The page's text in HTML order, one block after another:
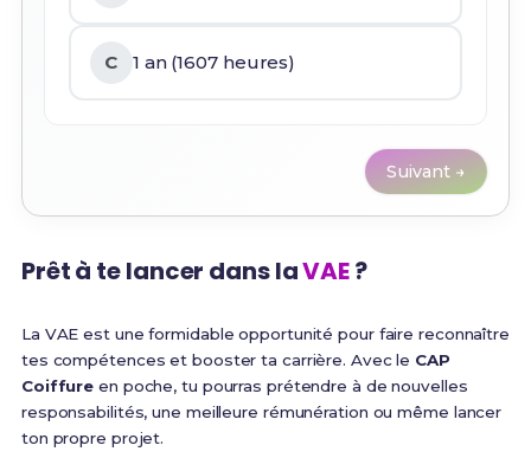
C 1 an (1607 heures)
Suivant →
Prêt à te lancer dans laVAE?
La VAE est une formidable opportunité pour faire reconnaître
tes compétences et booster ta carrière. Avec le CAP
Coiffure en poche, tu pourras prétendre à de nouvelles
responsabilités, une meilleure rémunération ou même lancer
ton propre projet.